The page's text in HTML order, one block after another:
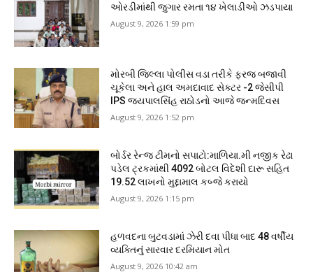
ઓરડીમાંથી જુગાર રમતા ૧૪ ખેલાડીઓ ઝડપાયા
August 9, 2026 1:59 pm
મોરબી જિલ્લા પોલીસ વડા તરીકે ફરજ બજાવી
ચૂકેલા અને હાલ અમદાવાદ સેક્ટર -2 જેસીપી
IPS જયપાલસિંહ રાઠોડનો આજે જન્મદિવસ
August 9, 2026 1:52 pm
બોર્ડર રેન્જ ટીમનો સપાટો:માળિયા.મી નજીક રેઢા
પડેલ ટ્રકમાંથી 4092 બોટલ વિદેશી દારૂ સહિત
19.52 લાખનો મુદ્દામાલ કબ્જે કરાયો
August 9, 2026 1:15 pm
હળવદના બુટવડામાં ઝેરી દવા પીધા બાદ 48 વર્ષીય
વ્યક્તિનું સારવાર દરમિયાન મોત
August 9, 2026 10:42 am